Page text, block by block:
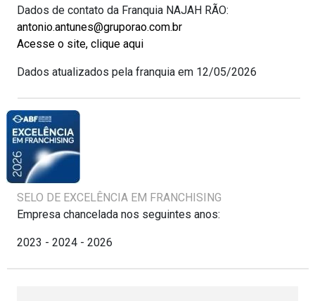
Dados de contato da Franquia NAJAH RÃO:
antonio.antunes@gruporao.com.br
Acesse o site, clique aqui
Dados atualizados pela franquia em 12/05/2026
SELO DE EXCELÊNCIA EM FRANCHISING
Empresa chancelada nos seguintes anos:
2023 - 2024 - 2026